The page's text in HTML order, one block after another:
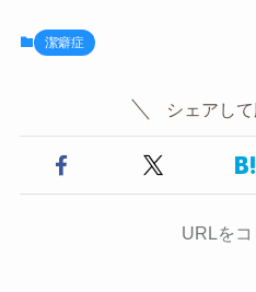
潔癖症
シェアし
URLを